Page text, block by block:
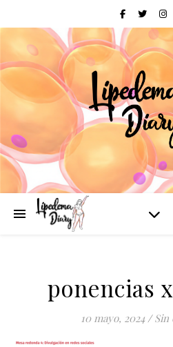
ponencias
10 mayo, 2024 / Sin